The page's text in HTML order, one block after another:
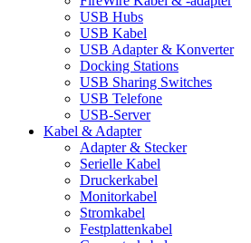
USB Hubs
USB Kabel
USB Adapter & Konverter
Docking Stations
USB Sharing Switches
USB Telefone
USB-Server
Kabel & Adapter
Adapter & Stecker
Serielle Kabel
Druckerkabel
Monitorkabel
Stromkabel
Festplattenkabel